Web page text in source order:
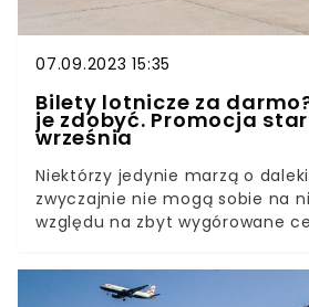
07.09.2023 15:35
Bilety lotnicze za
je zdobyć. Promocja
września
Niektórzy jedynie marzą o
zwyczajnie nie mogą sobie na
względu na zbyt wygórowane
zorganizowała promocję, z
byłoby nie skorzystać. Bilety